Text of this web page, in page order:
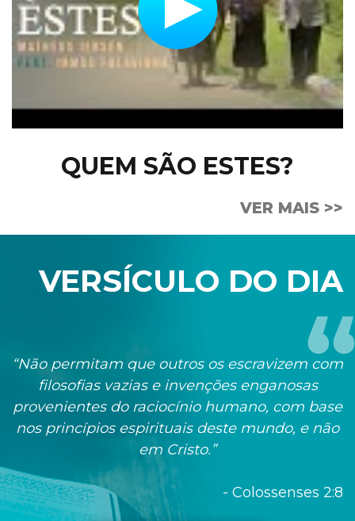
QUEM SÃO ESTES?
VER MAIS >>
VERSÍCULO DO DIA
“Não permitam que outros os escravizem com
filosofias vazias e invenções enganosas
provenientes do raciocínio humano, com base
nos princípios espirituais deste mundo, e não
em Cristo.”
- Colossenses 2:8